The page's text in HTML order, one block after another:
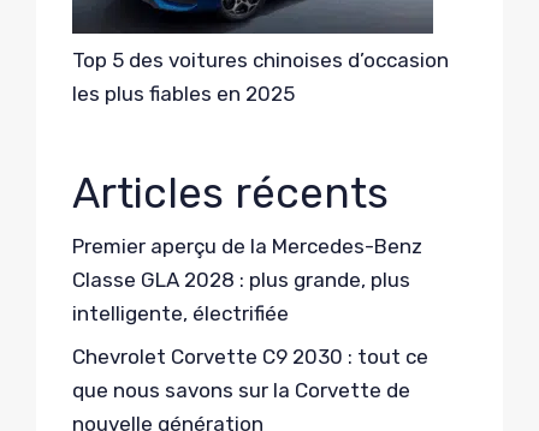
Top 5 des voitures chinoises d’occasion
les plus fiables en 2025
Articles récents
Premier aperçu de la Mercedes-Benz
Classe GLA 2028 : plus grande, plus
intelligente, électrifiée
Chevrolet Corvette C9 2030 : tout ce
que nous savons sur la Corvette de
nouvelle génération